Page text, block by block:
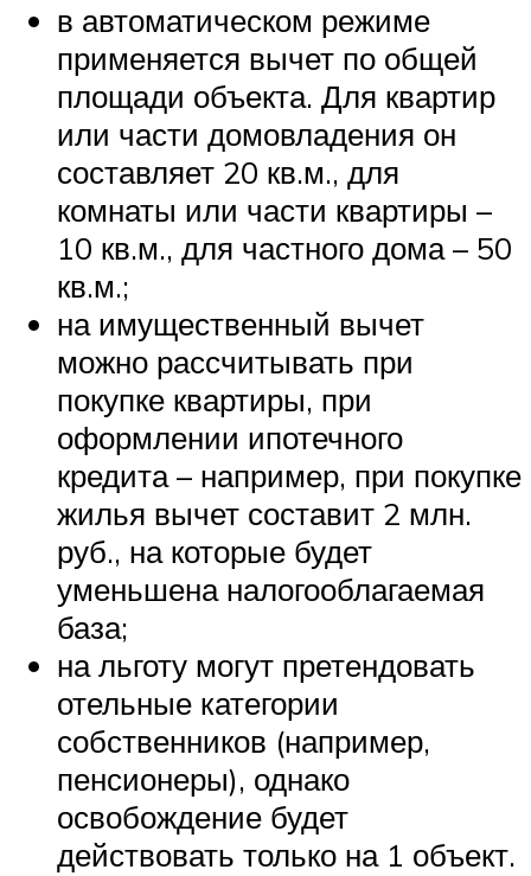
в автоматическом режиме
применяется вычет по общей
площади объекта. Для квартир
или части домовладения он
составляет 20 кв.м., для
комнаты или части квартиры –
10 кв.м., для частного дома – 50
кв.м.;
на имущественный вычет
можно рассчитывать при
покупке квартиры, при
оформлении ипотечного
кредита – например, при покупке
жилья вычет составит 2 млн.
руб., на которые будет
уменьшена налогооблагаемая
база;
на льготу могут претендовать
отельные категории
собственников (например,
пенсионеры), однако
освобождение будет
действовать только на 1 объект.